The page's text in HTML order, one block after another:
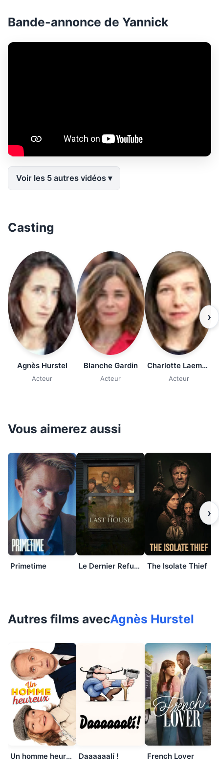
Bande-annonce de Yannick
Voir les 5 autres vidéos
Casting
Agnès Hurstel
Acteur
Blanche Gardin
Acteur
Charlotte Laemmel
Acteur
›
Vous aimerez aussi
Primetime Le Dernier Refuge The Isolate Thief
›
Autres films avecAgnès Hurstel
Un homme heureux Daaaaaalí ! French Lover